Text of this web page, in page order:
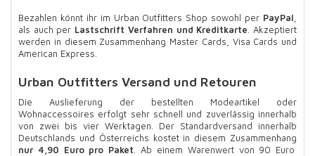
Bezahlen könnt ihr im Urban Outfitters Shop sowohl per PayPal
als auch per Lastschrift Verfahren und Kreditkarte . Akzeptiert
werden in diesem Zusammenhang Master Cards, Visa Cards und
American Express.
Urban Outfitters Versand und Retouren
Die Auslieferung der bestellten Modeartikel oder
Wohnaccessoires erfolgt sehr schnell und zuverlässig innerhalb
von zwei bis vier Werktagen. Der Standardversand innerhalb
Deutschlands und Österreichs kostet in diesem Zusammenhang
nur 4,90 Euro pro Paket . Ab einem Warenwert von 90 Euro